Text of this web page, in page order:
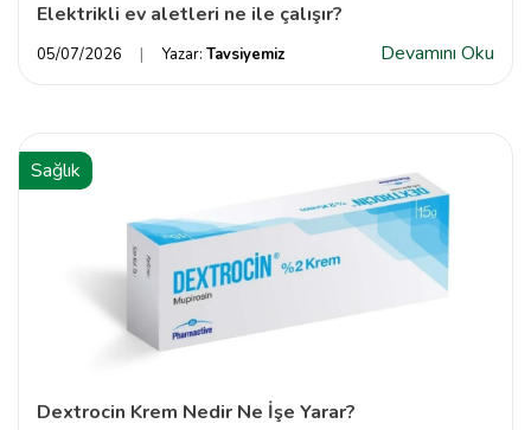
Elektrikli ev aletleri ne ile çalışır?
05/07/2026 Yazar: Tavsiyemiz Devamını Oku
Sağlık
Dextrocin Krem Nedir Ne İşe Yarar?